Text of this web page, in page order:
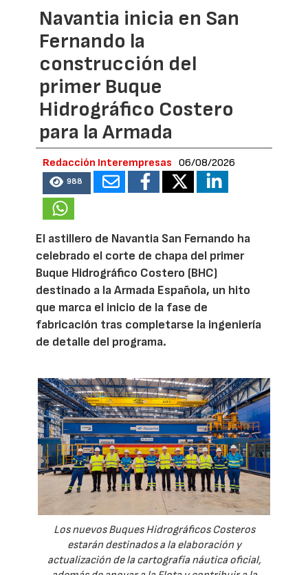
Navantia inicia en San
Fernando la
construcción del
primer Buque
Hidrográfico Costero
para la Armada
Redacción Interempresas 06/08/2026
988
El astillero de Navantia San Fernando ha
celebrado el corte de chapa del primer
Buque Hidrográfico Costero (BHC)
destinado a la Armada Española, un hito
que marca el inicio de la fase de
fabricación tras completarse la ingeniería
de detalle del programa.
Los nuevos Buques Hidrográficos Costeros
estarán destinados a la elaboración y
actualización de la cartografía náutica oficial,